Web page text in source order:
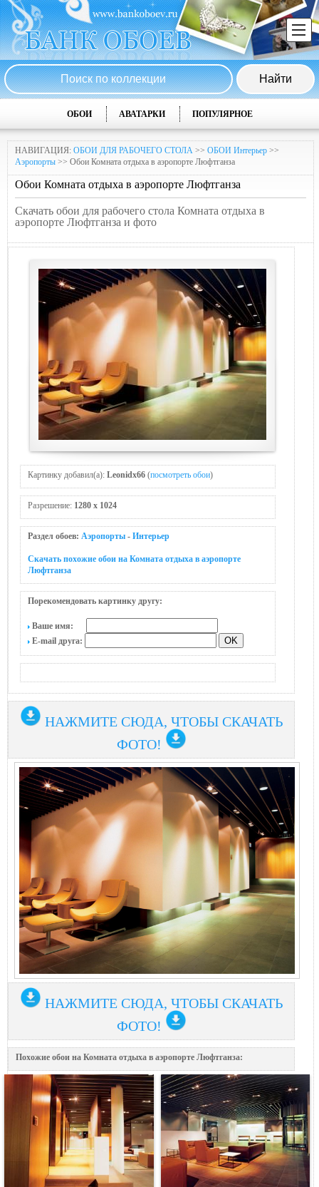
ОБОИ АВАТАРКИ ПОПУЛЯРНОЕ
НАВИГАЦИЯ: ОБОИ ДЛЯ РАБОЧЕГО СТОЛА >> ОБОИ Интерьер >>
Аэропорты >> Обои Комната отдыха в аэропорте Люфтганза
Обои Комната отдыха в аэропорте Люфтганза
Скачать обои для рабочего стола Комната отдыха в
аэропорте Люфтганза и фото
Картинку добавил(а): Leonidx66 (посмотреть обои)
Разрешение: 1280 x 1024
Раздел обоев: Аэропорты - Интерьер
Скачать похожие обои на Комната отдыха в аэропорте
Люфтганза
Порекомендовать картинку другу:
Ваше имя:
E-mail друга:
НАЖМИТЕ СЮДА, ЧТОБЫ СКАЧАТЬ
ФОТО!
НАЖМИТЕ СЮДА, ЧТОБЫ СКАЧАТЬ
ФОТО!
Похожие обои на Комната отдыха в аэропорте Люфтганза: